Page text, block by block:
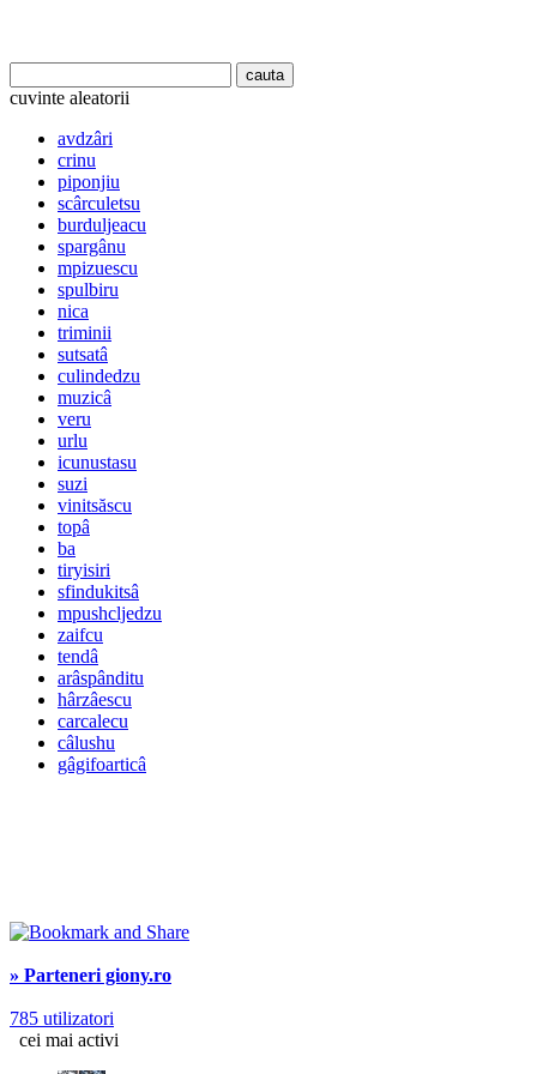
cuvinte aleatorii
avdzâri
crinu
piponjiu
scârculetsu
burduljeacu
spargânu
mpizuescu
spulbiru
nica
triminii
sutsatâ
culindedzu
muzicâ
veru
urlu
icunustasu
suzi
vinitsăscu
topâ
ba
tiryisiri
sfindukitsâ
mpushcljedzu
zaifcu
tendâ
arâspânditu
hârzâescu
carcalecu
câlushu
gâgifoarticâ
» Parteneri giony.ro
785 utilizatori
cei mai activi